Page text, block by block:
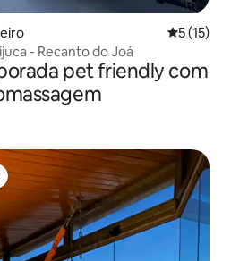
5 de uma
5 (15)
Cobertura na Barra da Tijuca - Recanto do Joá
pet friendly com